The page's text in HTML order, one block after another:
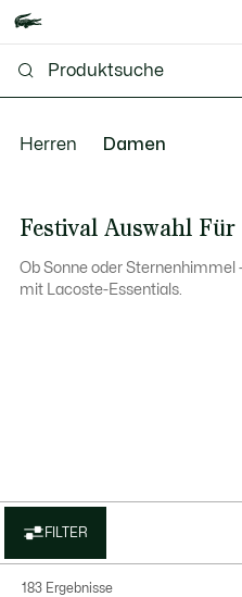
Herren Damen
Festival Auswahl Für
Ob Sonne oder
mit Lacoste-Essentials.
FILTER
183 Ergebnisse